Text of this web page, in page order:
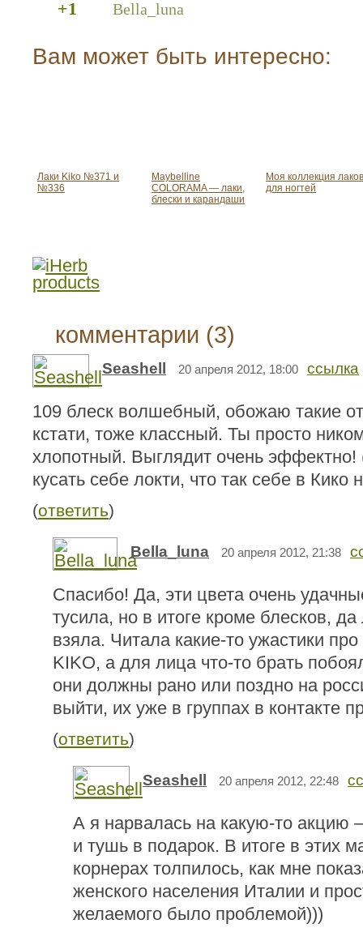
+1 Bella_luna
Вам может быть интересно:
Лаки Kiko №371 и
№336
Maybelline
COLORAMA — лаки,
блески и карандаши
Моя коллекция лаков
для ногтей
комментарии (3)
Seashell 20 апреля 2012, 18:00 ссылка
109 блеск волшебный, обожаю такие
кстати, тоже классный. Ты просто
хлопотный. Выглядит очень эффектно!
кусать себе локти, что так себе в Кико
(ответить)
Bella_luna 20 апреля 2012, 21:38
Спасибо! Да, эти цвета очень
тусила, но в итоге кроме блесков, да
взяла. Читала какие-то ужастики
KIKO, а для лица что-то брать
они должны рано или поздно на
выйти, их уже в группах в контакте
(ответить)
Seashell 20 апреля 2012, 22:48
А я нарвалась на какую-то акцию
и тушь в подарок. В итоге в этих
корнерах толпилось, как мне
женского населения Италии и
желаемого было проблемой)))